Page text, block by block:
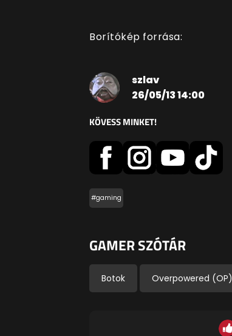
Borítókép forrása:
szlav
26/05/13 14:00
KÖVESS MINKET!
#gaming
GAMER SZÓTÁR
Botok Overpowered (OP)